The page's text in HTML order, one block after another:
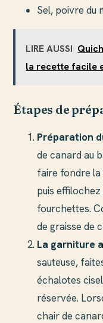
Sel, poivre du
LIRE AUSSI
la recette facile
Étapes de
Préparation
de canard au
faire fondre la
puis effilochez
fourchettes.
de graisse de
La garniture
sauteuse,
échalotes
réservée.
chair de